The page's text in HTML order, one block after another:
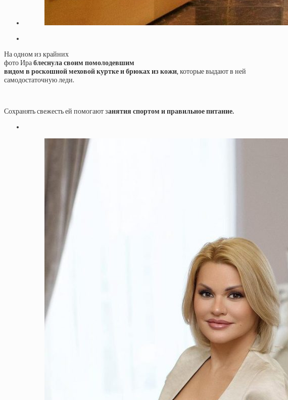
На одном из крайних
фото Ираблеснула своим помолодевшим
видом в роскошной меховой куртке и брюках из кожи, которые выдают в ней
самодостаточную леди.
Сохранять свежесть ей помогают занятия спортом и правильное питание.